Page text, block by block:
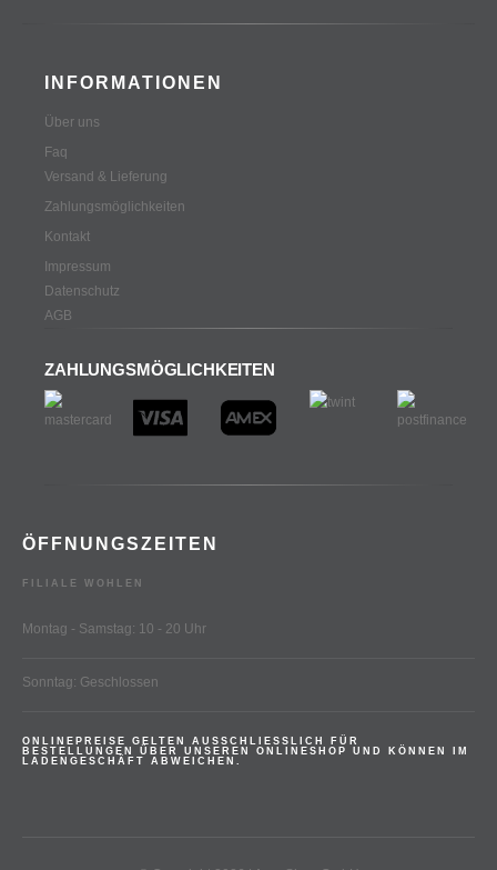
INFORMATIONEN
Über uns
Faq
Versand & Lieferung
Zahlungsmöglichkeiten
Kontakt
Impressum
Datenschutz
AGB
ZAHLUNGSMÖGLICHKEITEN
ÖFFNUNGSZEITEN
FILIALE WOHLEN
Montag - Samstag: 10 - 20 Uhr
Sonntag: Geschlossen
ONLINEPREISE GELTEN AUSSCHLIESSLICH FÜR
BESTELLUNGEN ÜBER UNSEREN ONLINESHOP UND KÖNNEN IM
LADENGESCHÄFT ABWEICHEN.